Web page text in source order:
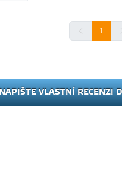
1
VLASTNÍ RECENZI